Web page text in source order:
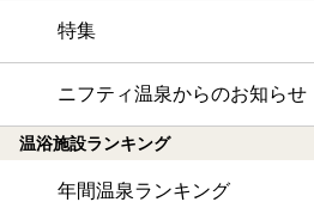
特集
ニフティ温泉からのお知らせ
温浴施設ランキング
年間温泉ランキング